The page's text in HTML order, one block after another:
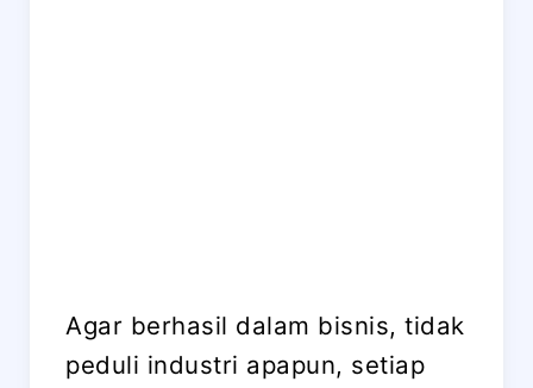
Agar berhasil dalam bisnis, tidak
peduli industri apapun, setiap